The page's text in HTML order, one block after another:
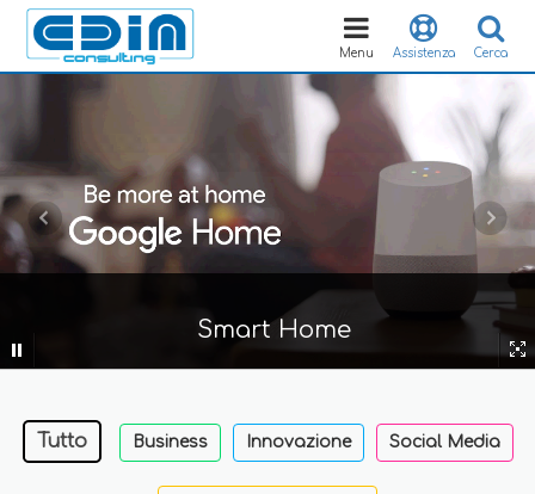
Cerca
Assistenza
Toggle
navigation
Menu
Smart Home
Tutto Business Innovazione Social Media